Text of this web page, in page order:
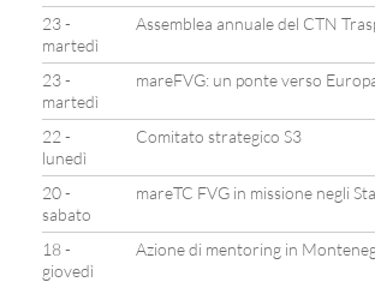
23 -
martedì
Assemblea annuale del CTN
23 -
martedì
mareFVG: un ponte verso
22 -
lunedì
Comitato strategico S3
20 -
sabato
mareTC FVG in missione negli
18 -
giovedì
Azione di mentoring in